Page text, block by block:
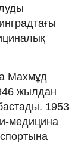
Махмұд
жылдан
1953
медицина